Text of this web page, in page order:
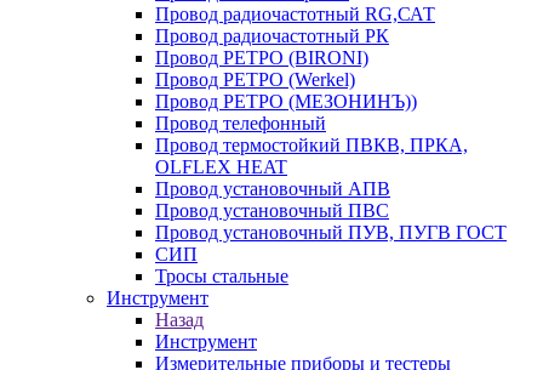
Провод радиочастотный RG,САТ
Провод радиочастотный РК
Провод РЕТРО (BIRONI)
Провод РЕТРО (Werkel)
Провод РЕТРО (МЕЗОНИНЪ))
Провод телефонный
Провод термостойкий ПВКВ, ПРКА,
OLFLEX HEAT
Провод установочный АПВ
Провод установочный ПВС
Провод установочный ПУВ, ПУГВ ГОСТ
СИП
Тросы стальные
Инструмент
Назад
Инструмент
Измерительные приборы и тестеры